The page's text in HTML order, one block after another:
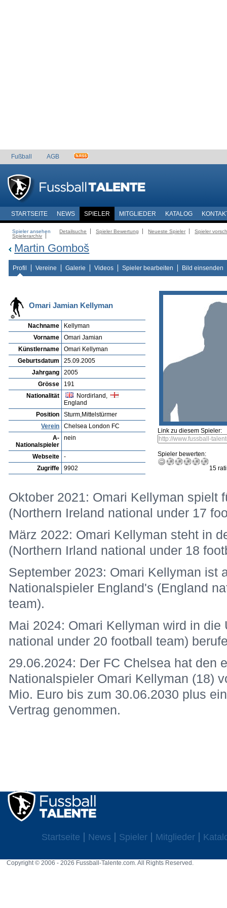
Fußball AGB
STARTSEITE NEWS SPIELER MITGLIEDER KATALOG
Spieler ansehen Detailsuche Spieler Bewertung Neueste Spieler
Spieler
Spielerarchiv
Martin Gomboš
Profil Vereine Galerie Videos Spieler bearbeiten Bild einsenden
Omari Jamian Kellyman
Nachname
Kellyman
Vorname
Omari Jamian
Künstlername
Omari Kellyman
Geburtsdatum
25.09.2005
Jahrgang
2005
Grösse
191
Nationalität
Nordirland,
England
Position
Sturm,Mittelstürmer
Verein
Chelsea London FC
A-
Nationalspieler
nein
Webseite
-
Zugriffe
9902
Link zu diesem Spieler:
Spieler bewerten:
15
Oktober 2021: Omari Kellyman spielt
(Northern Ireland national under 17
März 2022: Omari Kellyman steht in
(Northern Irland national under 18
September 2023: Omari Kellyman ist
Nationalspieler England's (England
team).
Mai 2024: Omari Kellyman wird in
national under 20 football team)
29.06.2024: Der FC Chelsea hat den
Nationalspieler Omari Kellyman (18)
Mio. Euro bis zum 30.06.2030 plus
Vertrag genommen.
Startseite News Spieler Mitglieder
Copyright © 2006 - 2026 Fussball-Talente.com. All Rights Reserved.